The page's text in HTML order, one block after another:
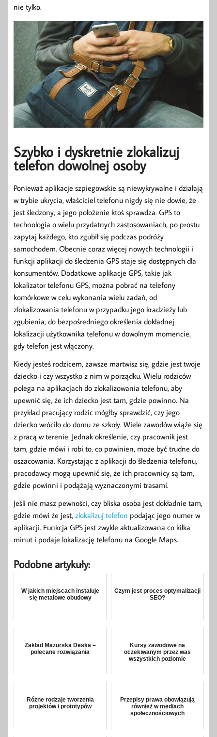
nie tylko.
Szybko i dyskretnie zlokalizuj
telefon dowolnej osoby
Ponieważ aplikacje szpiegowskie są niewykrywalne i działają
w trybie ukrycia, właściciel telefonu nigdy się nie dowie, że
jest śledzony, a jego położenie ktoś sprawdza. GPS to
technologia o wielu przydatnych zastosowaniach, po prostu
zapytaj każdego, kto zgubił się podczas podróży
samochodem. Obecnie coraz więcej nowych technologii i
funkcji aplikacji do śledzenia GPS staje się dostępnych dla
konsumentów. Dodatkowe aplikacje GPS, takie jak
lokalizator telefonu GPS, można pobrać na telefony
komórkowe w celu wykonania wielu zadań, od
zlokalizowania telefonu w przypadku jego kradzieży lub
zgubienia, do bezpośredniego określenia dokładnej
lokalizacji użytkownika telefonu w dowolnym momencie,
gdy telefon jest włączony.
Kiedy jesteś rodzicem, zawsze martwisz się, gdzie jest twoje
dziecko i czy wszystko z nim w porządku. Wielu rodziców
polega na aplikacjach do zlokalizowania telefonu, aby
upewnić się, że ich dziecko jest tam, gdzie powinno. Na
przykład pracujący rodzic mógłby sprawdzić, czy jego
dziecko wróciło do domu ze szkoły. Wiele zawodów wiąże się
z pracą w terenie. Jednak określenie, czy pracownik jest
tam, gdzie mówi i robi to, co powinien, może być trudne do
oszacowania. Korzystając z aplikacji do śledzenia telefonu,
pracodawcy mogą upewnić się, że ich pracownicy są tam,
gdzie powinni i podążają wyznaczonymi trasami.
Jeśli nie masz pewności, czy bliska osoba jest dokładnie tam,
gdzie mówi że jest, zlokalizuj telefon podając jego numer w
aplikacji. Funkcja GPS jest zwykle aktualizowana co kilka
minut i podaje lokalizację telefonu na Google Maps.
Podobne artykuły:
W jakich miejscach instaluje
się metalowe obudowy
Czym jest proces optymalizacji
SEO?
Zakład Mazurska Deska –
polecane rozwiązania
Kursy zawodowe na
oczekiwanym przez was
wszystkich poziomie
Różne rodzaje tworzenia
projektów i prototypów
Przepisy prawa obowiązują
również w mediach
społecznościowych